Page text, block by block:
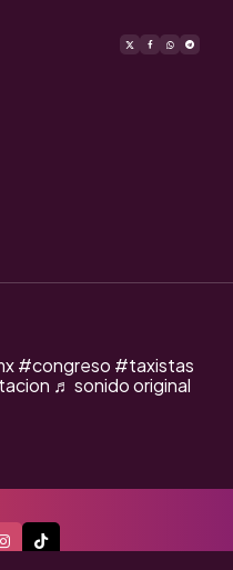
#congreso #taxistas
♬ sonido original